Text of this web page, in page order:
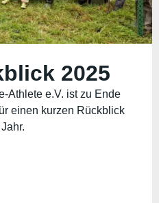
2025
Athlete e.V. ist zu Ende
einen kurzen Rückblick